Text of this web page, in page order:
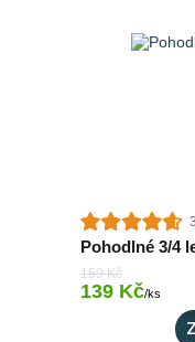
Pohodlné 3/4
159 Kč
139 Kč/ks